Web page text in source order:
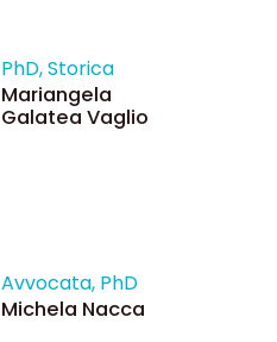
PhD, Storica
Mariangela
Galatea Vaglio
Avvocata, PhD
Michela Nacca